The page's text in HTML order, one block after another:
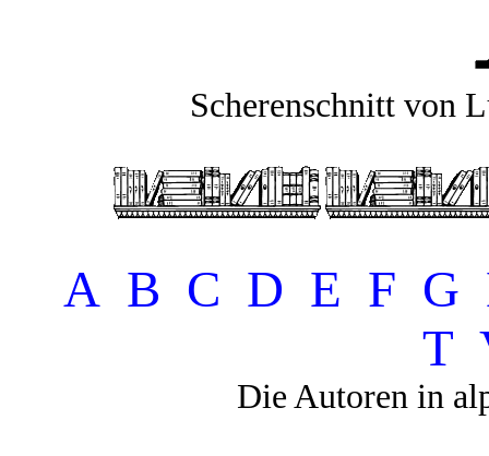
Scherenschnitt von
A B C D E F G
T
Die Autoren in